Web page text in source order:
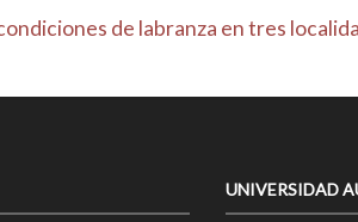
de labranza en tres
UNIVERSIDAD